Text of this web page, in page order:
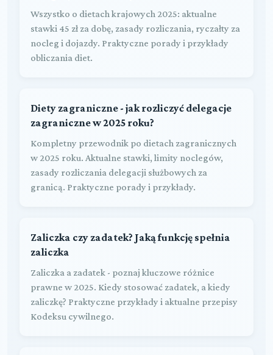
Wszystko o dietach krajowych 2025: aktualne
stawki 45 zł za dobę, zasady rozliczania, ryczałty za
nocleg i dojazdy. Praktyczne porady i przykłady
obliczania diet.
Diety zagraniczne - jak rozliczyć delegacje
zagraniczne w 2025 roku?
Kompletny przewodnik po dietach zagranicznych
w 2025 roku. Aktualne stawki, limity noclegów,
zasady rozliczania delegacji służbowych za
granicą. Praktyczne porady i przykłady.
Zaliczka czy zadatek? Jaką funkcję spełnia
zaliczka
Zaliczka a zadatek - poznaj kluczowe różnice
prawne w 2025. Kiedy stosować zadatek, a kiedy
zaliczkę? Praktyczne przykłady i aktualne przepisy
Kodeksu cywilnego.